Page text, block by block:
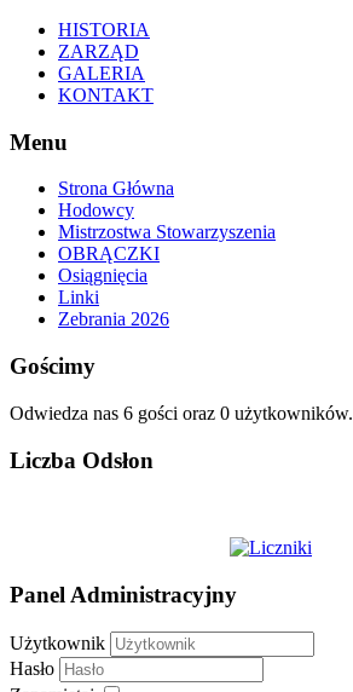
HISTORIA
ZARZĄD
GALERIA
KONTAKT
Menu
Strona Główna
Hodowcy
Mistrzostwa Stowarzyszenia
OBRĄCZKI
Osiągnięcia
Linki
Zebrania 2026
Gościmy
Odwiedza nas 6 gości oraz 0 użytkowników.
Liczba Odsłon
Panel Administracyjny
Użytkownik
Hasło